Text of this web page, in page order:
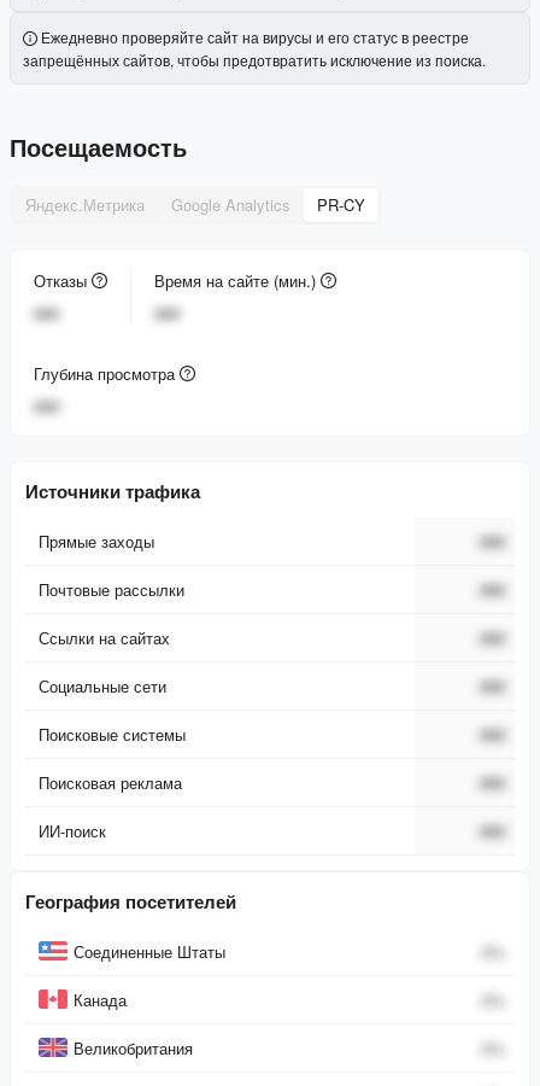
Ежедневно проверяйте сайт на вирусы и его статус в реестре
запрещённых сайтов, чтобы предотвратить исключение из поиска.
Посещаемость
Яндекс.Метрика Google Analytics PR-CY
Отказы
###
Время на сайте (мин.)
###
Глубина просмотра
###
Источники трафика
Прямые заходы ###
Почтовые рассылки ###
Ссылки на сайтах ###
Социальные сети ###
Поисковые системы ###
Поисковая реклама ###
ИИ-поиск ###
География посетителей
СтранаСоединенные Штаты 0%
Канада 0%
Великобритания 0%